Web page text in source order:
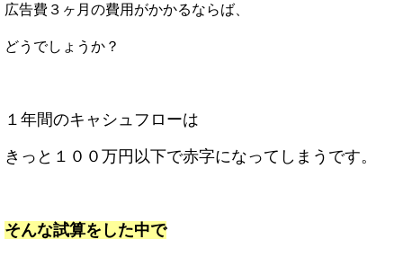
広告費３ヶ月の費用がかかるならば、
どうでしょうか？
１年間のキャシュフローは
きっと１００万円以下で赤字になってしまうです。
そんな試算をした中で